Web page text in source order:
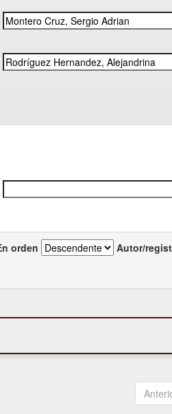
orden Autor/